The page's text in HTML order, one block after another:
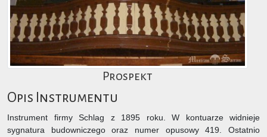
Prospekt
Opis Instrumentu
Instrument firmy Schlag z 1895 roku. W kontuarze widnieje
sygnatura budowniczego oraz numer opusowy 419. Ostatnio